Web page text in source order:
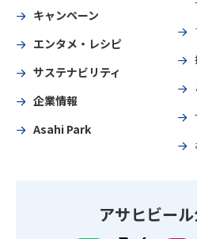
キャンペーン
エンタメ・レシピ
サステナビリティ
企業情報
Asahi Park
アサヒビー